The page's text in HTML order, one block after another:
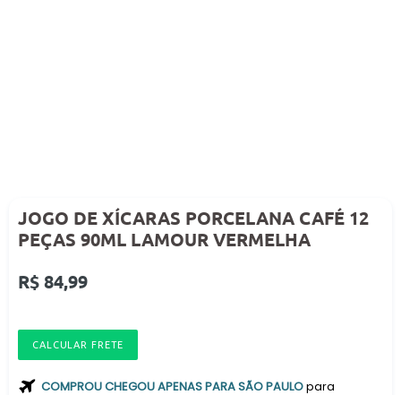
JOGO DE XÍCARAS PORCELANA CAFÉ 12
PEÇAS 90ML LAMOUR VERMELHA
Preço
R$ 84,99
CALCULAR FRETE
COMPROU CHEGOU APENAS PARA SÃO PAULOpara